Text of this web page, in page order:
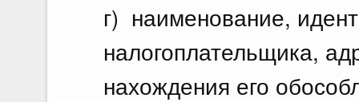
г) наименование,
налогоплательщика,
нахождения его